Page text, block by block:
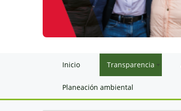
Inicio Transparencia
Planeación ambiental